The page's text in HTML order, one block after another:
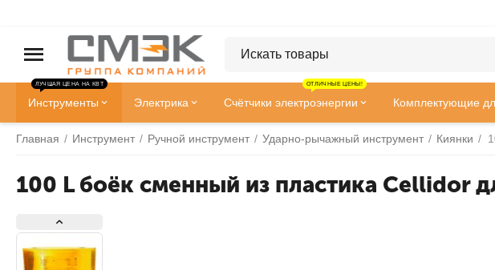
Инструменты
ЛУЧШАЯ ЦЕНА НА КВТ
Электрика Счётчики электроэнергии
ОТЛИЧНЫЕ ЦЕНЫ!
Комплектующие
Главная / Инструмент / Ручной инструмент / Ударно-рычажный инструмент / Киянки /
100 L боёк сменный из пластика Cellidor